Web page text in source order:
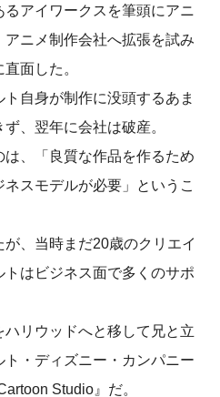
アイワークスを筆頭にアニ
ニメ制作会社へ拡張を試み
面した。
自身が制作に没頭するあま
、翌年に会社は破産。
、「良質な作品を作るため
スモデルが必要」というこ
、当時まだ20歳のクリエイ
はビジネス面で多くのサポ
リウッドへと移して兄と立
・ディズニー・カンパニー
Studio』だ。